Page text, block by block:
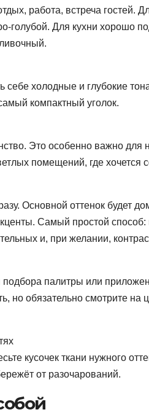
работа, встреча гостей.
голубой. Для кухни хорошо
холодные и глубокие
компактный уголок.
Это особенно важно для
помещений, где хочется
Основной оттенок будет
Самый простой
и, при желании,
палитры или
но обязательно смотрите
кусочек ткани нужного
от разочарований.